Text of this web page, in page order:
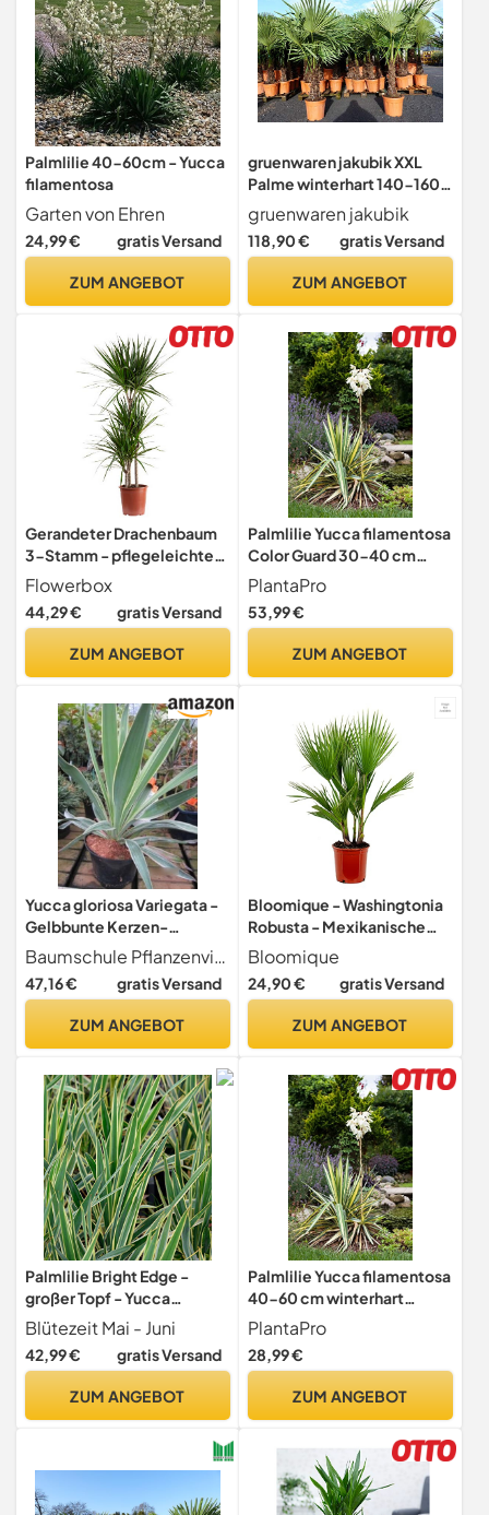
Palmlilie 40-60cm - Yucca
filamentosa
Garten von Ehren
24,99 € gratis Versand
ZUM ANGEBOT
gruenwaren jakubik XXL
Palme winterhart 140-160
cm Trachycarpus fortunei,
Hanfpalme, Top-Qualität
gruenwaren jakubik
118,90 € gratis Versand
ZUM ANGEBOT
Gerandeter Drachenbaum
3-Stamm - pflegeleichte
Zimmerpflanze, Dracaena
marginata - Höhe ca. 120
cm, Topf-Ø 21 cm
Flowerbox
44,29 € gratis Versand
ZUM ANGEBOT
Palmlilie Yucca filamentosa
Color Guard 30-40 cm
winterhart immergrün
PlantaPro
53,99 €
ZUM ANGEBOT
Yucca gloriosa Variegata -
Gelbbunte Kerzen-
Palmlilie - 40-60cm
Baumschule Pflanzenvielfalt
47,16 € gratis Versand
ZUM ANGEBOT
Bloomique - Washingtonia
Robusta - Mexikanische
Fächerpalme - Palme -
Winterharte
Balkonpflanzen -
- Höhe 80-100 cm - Topf 21
Bloomique
24,90 € gratis Versand
ZUM ANGEBOT
Palmlilie Bright Edge -
großer Topf - Yucca
filamentosa - lebende
Gartenpflanze aus den
Baumschulen
Blütezeit Mai - Juni
42,99 € gratis Versand
ZUM ANGEBOT
Palmlilie Yucca filamentosa
40-60 cm winterhart
immergrün Zierpflanze
PlantaPro
28,99 €
ZUM ANGEBOT